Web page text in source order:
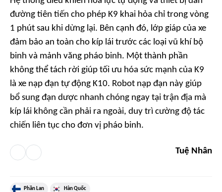
đường tiên tiến cho phép K9 khai hỏa chỉ trong vòng
1 phút sau khi dừng lại. Bên cạnh đó, lớp giáp của xe
đảm bảo an toàn cho kíp lái trước các loại vũ khí bộ
binh và mảnh văng pháo binh. Một thành phần
không thể tách rời giúp tối ưu hóa sức mạnh của K9
là xe nạp đạn tự động K10. Robot nạp đạn này giúp
bổ sung đạn dược nhanh chóng ngay tại trận địa mà
kíp lái không cần phải ra ngoài, duy trì cường độ tác
chiến liên tục cho đơn vị pháo binh.
Tuệ Nhân
Phần Lan Hàn Quốc